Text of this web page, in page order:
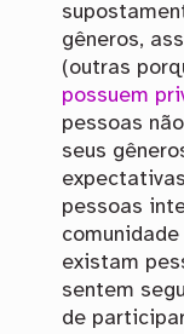
gêneros,
(outras
possuem
pessoas
seus
pessoas
comunidade
existam
sentem
de